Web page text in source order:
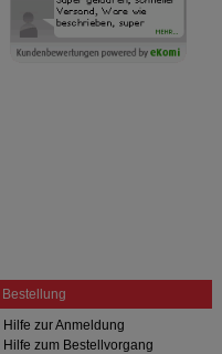
Bestellung
Hilfe zur Anmeldung
Hilfe zum Bestellvorgang